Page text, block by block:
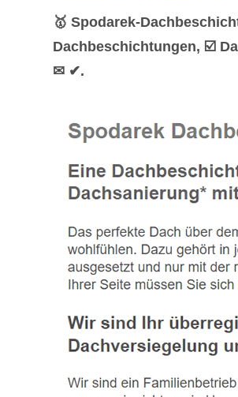
🥇 Spodarek-
Dachbeschichtungen, ☑️
✉ ✔.